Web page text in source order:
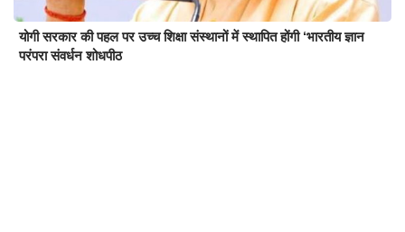
योगी सरकार की पहल पर उच्च शिक्षा संस्थानों में स्थापित होंगी ‘भारतीय ज्ञान
परंपरा संवर्धन शोधपीठ